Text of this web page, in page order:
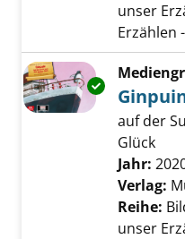
unser
Erzählen
Exemplar-
auf der
Glück
Suche
Jahr:
Verlag:
Reihe:
unser